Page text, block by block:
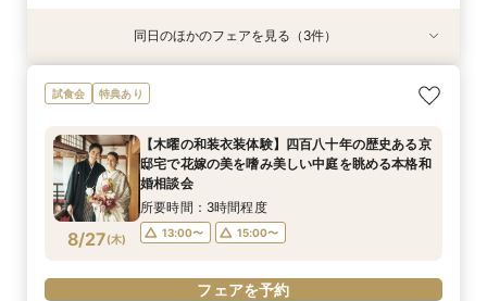
8/24(月)
【タイパ重視！60分で完結◎】オンラインで会
場案内＆相談会
12:00〜
14:00〜
16:00〜
フェアを予約
特典あり
8/24(月)
【八坂神社挙式希望の方へ】国宝神社×中村楼の
本格和婚体験一日一組の空間で味わう480年の歴
所要時間：3時間程度
13:00〜
フェアを予約
特典あり
8/24(月)
【少人数のお食事会に】緑あふれる名庭を望む1
日1組棟邸宅を貸切にして大切なご家族を丁寧に
所要時間：3時間程度
13:00〜
フェアを予約
同日のほかのフェアを見る（3件）
試食会 特典あり
8/27(木)
【木曜の和装衣装体験】四百八十年の歴史ある京
邸宅で花嫁の美を嗜み美しい中庭を眺める本格和
婚相談会
所要時間：3時間程度
13:00〜 15:00〜
フェアを予約